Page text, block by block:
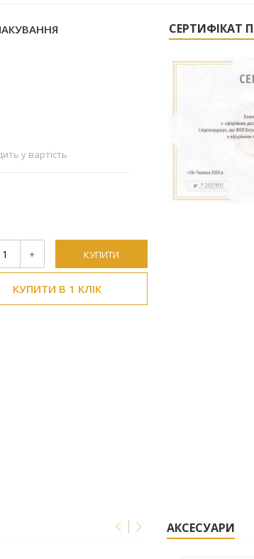
у вартість
КУПИТИ
КУПИТИ В 1 КЛІК
СЕРТИФІКАТ
АКСЕСУАРИ